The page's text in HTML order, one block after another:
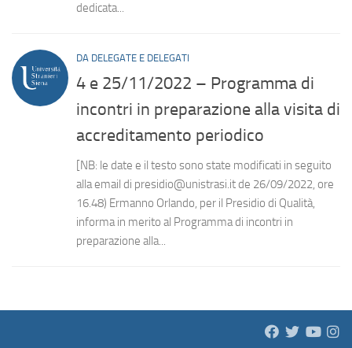
dedicata...
DA DELEGATE E DELEGATI
4 e 25/11/2022 – Programma di
incontri in preparazione alla visita di
accreditamento periodico
[NB: le date e il testo sono state modificati in seguito
alla email di presidio@unistrasi.it de 26/09/2022, ore
16.48) Ermanno Orlando, per il Presidio di Qualità,
informa in merito al Programma di incontri in
preparazione alla...